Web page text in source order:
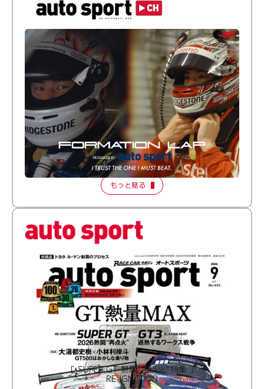
倒す相手を、信じてる。小林利徠斗 × 野村勇斗
【FORMATION LAP Produced by auto sport】
2026 Episode 2
もっと見る
［ SUPER GT 熱闘“再点火”特集 ］
RE:IGNITION